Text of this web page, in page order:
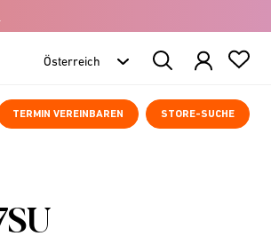
Search
Products
TERMIN VEREINBAREN STORE-SUCHE